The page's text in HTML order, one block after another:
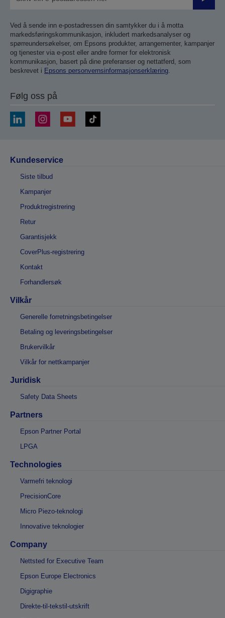
Send
Ved å sende inn e-postadressen din samtykker du i å motta
markedsføringskommunikasjon, inkludert markedsanalyser og
spørreundersøkelser, om Epsons produkter, arrangementer, kampanjer
og tjenester via e-post eller andre former for elektronisk
kommunikasjon, basert på dine preferanser og nettatferd, som
beskrevet i Epsons personvernsinformasjonserklæring.
Følg oss på
Kundeservice
Siste tilbud
Kampanjer
Produktregistrering
Retur
Garantisjekk
CoverPlus-registrering
Kontakt
Forhandlersøk
Vilkår
Generelle forretningsbetingelser
Betaling og leveringsbetingelser
Brukervilkår
Vilkår for nettkampanjer
Juridisk
Safety Data Sheets
Partners
Epson Partner Portal
LPGA
Technologies
Varmefri teknologi
PrecisionCore
Micro Piezo-teknologi
Innovative teknologier
Company
Nettsted for Executive Team
Epson Europe Electronics
Digigraphie
Direkte-til-tekstil-utskrift